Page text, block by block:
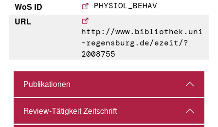
WoS ID
PHYSIOL_BEHAV
URL
http://www.bibliothek.uni
-regensburg.de/ezeit/?
2008755
Publikationen
Review-Tätigkeit Zeitschrift